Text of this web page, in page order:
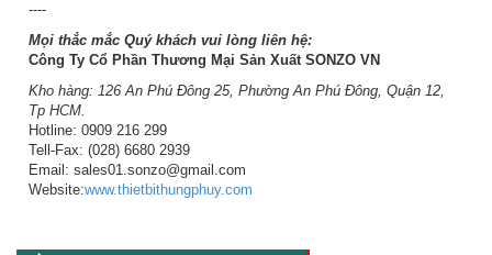
----
Mọi thắc mắc Quý khách vui lòng liên hệ:
Công Ty Cổ Phần Thương Mại Sản Xuất SONZO VN
Kho hàng: 126 An Phú Đông 25, Phường An Phú Đông, Quận 12,
Tp HCM.
Hotline: 0909 216 299
Tell-Fax: (028) 6680 2939
Email: sales01.sonzo@gmail.com
Website:www.thietbithungphuy.com